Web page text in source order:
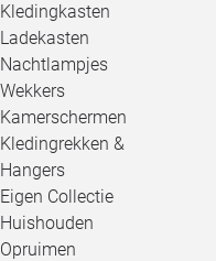
Kledingkasten
Ladekasten
Nachtlampjes
Wekkers
Kamerschermen
Kledingrekken &
Hangers
Eigen Collectie
Huishouden
Opruimen